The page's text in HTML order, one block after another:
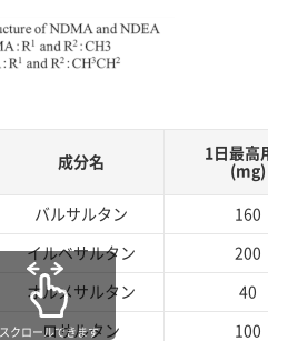
成分名
1日最高用量
(mg)
バルサルタン 160
イルベサルタン 200
オルメサルタン 40
ロサルタン 100
スクロールできます